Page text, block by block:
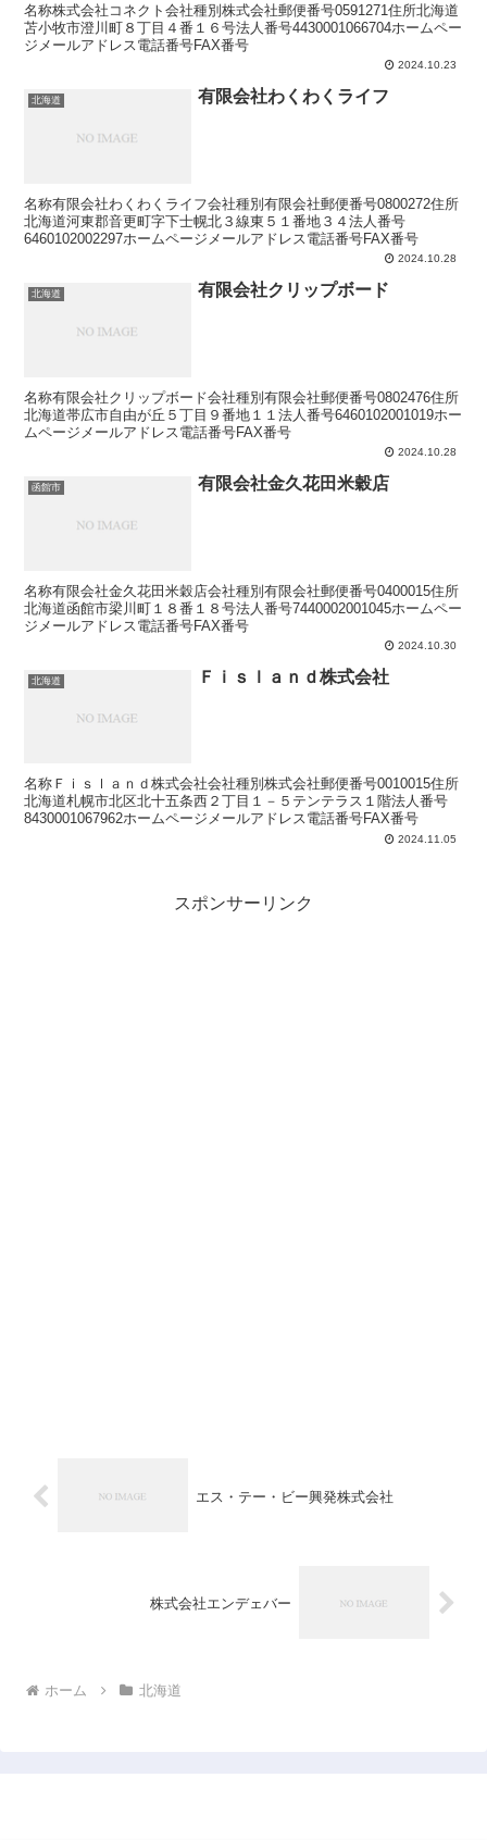
名称株式会社コネクト会社種別株式会社郵便番号0591271住所北海道
苫小牧市澄川町８丁目４番１６号法人番号4430001066704ホームペー
ジメールアドレス電話番号FAX番号
2024.10.23
北海道 有限会社わくわくライフ
名称有限会社わくわくライフ会社種別有限会社郵便番号0800272住所
北海道河東郡音更町字下士幌北３線東５１番地３４法人番号
6460102002297ホームページメールアドレス電話番号FAX番号
2024.10.28
北海道 有限会社クリップボード
名称有限会社クリップボード会社種別有限会社郵便番号0802476住所
北海道帯広市自由が丘５丁目９番地１１法人番号6460102001019ホー
ムページメールアドレス電話番号FAX番号
2024.10.28
函館市 有限会社金久花田米穀店
名称有限会社金久花田米穀店会社種別有限会社郵便番号0400015住所
北海道函館市梁川町１８番１８号法人番号7440002001045ホームペー
ジメールアドレス電話番号FAX番号
2024.10.30
北海道 Ｆｉｓｌａｎｄ株式会社
名称Ｆｉｓｌａｎｄ株式会社会社種別株式会社郵便番号0010015住所
北海道札幌市北区北十五条西２丁目１－５テンテラス１階法人番号
8430001067962ホームページメールアドレス電話番号FAX番号
2024.11.05
スポンサーリンク
エス・テー・ビー興発株式会社
株式会社エンデェバー
ホーム 北海道